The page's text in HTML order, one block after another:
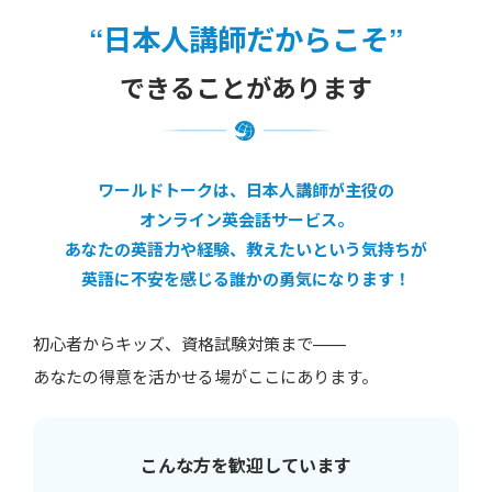
“日本人講師だからこそ”
できることがあります
ワールドトークは、日本人講師が主役の
オンライン英会話サービス。
あなたの英語力や経験、教えたいという気持ちが
英語に不安を感じる誰かの勇気になります！
初心者からキッズ、資格試験対策まで——
あなたの得意を活かせる場がここにあります。
こんな方を歓迎しています